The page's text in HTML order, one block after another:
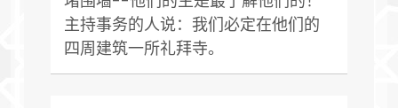
主持事务的人说：我们必定在他们的
四周建筑一所礼拜寺。